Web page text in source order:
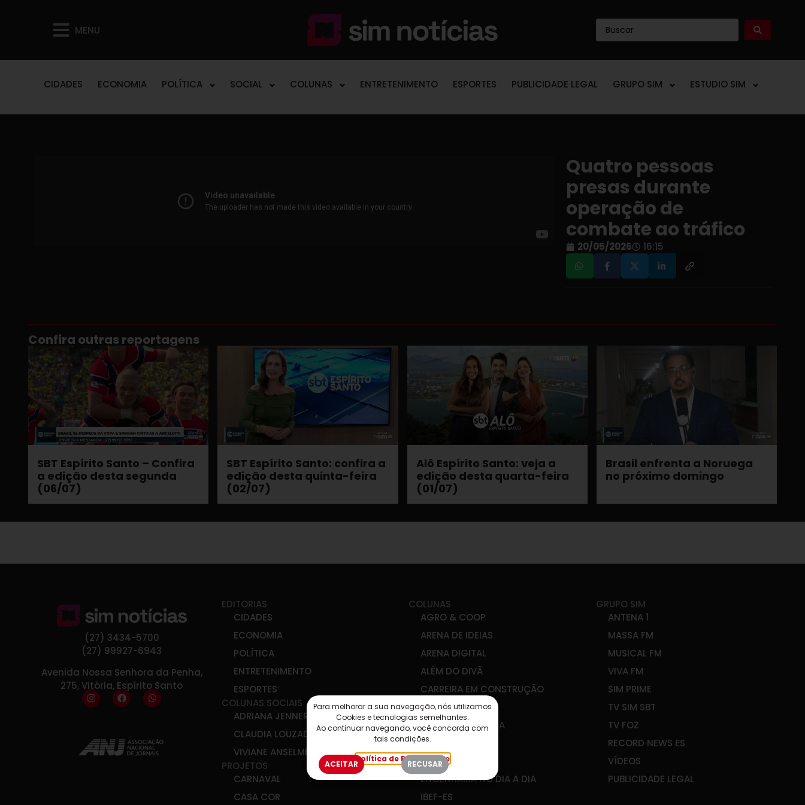
MENU
CIDADES ECONOMIA POLÍTICA SOCIAL COLUNAS ENTRETENIMENTO ESPORTES PUBLICIDADE LEGAL GRUPO SIM ESTUDIO SIM
Quatro pessoas
presas durante
operação de
combate ao tráfico
20/05/2026 16:15
Confira outras reportagens
SBT Espírito Santo – Confira
a edição desta segunda
(06/07)
SBT Espírito Santo: confira a
edição desta quinta-feira
(02/07)
Alô Espírito Santo: veja a
edição desta quarta-feira
(01/07)
Brasil enfrenta a Noruega
no próximo domingo
(27) 3434-5700
(27) 99927-6943
Avenida Nossa Senhora da Penha,
275, Vitória, Espírito Santo
EDITORIAS
CIDADES
ECONOMIA
POLÍTICA
ENTRETENIMENTO
ESPORTES
COLUNAS SOCIAIS
ADRIANA JENNER
CLAUDIA LOUZADA
VIVIANE ANSELMÉ
PROJETOS
CARNAVAL
CASA COR
COLUNAS
AGRO & COOP
ARENA DE IDEIAS
ARENA DIGITAL
ALÉM DO DIVÃ
CARREIRA EM CONSTRUÇÃO
DIREITO E SAÚDE
DIREITO E POLÍTICA
EDUCAÇÃO SIM!
EM DESTAQUE
ENGENHARIA NO DIA A DIA
IBEF-ES
GRUPO SIM
ANTENA 1
MASSA FM
MUSICAL FM
VIVA FM
SIM PRIME
TV SIM SBT
TV FOZ
RECORD NEWS ES
VÍDEOS
PUBLICIDADE LEGAL
Para melhorar a sua navegação, nós utilizamos
Cookies e tecnologias semelhantes.
Ao continuar navegando, você concorda com
tais condições.
Política de Privacidade
ACEITAR RECUSAR